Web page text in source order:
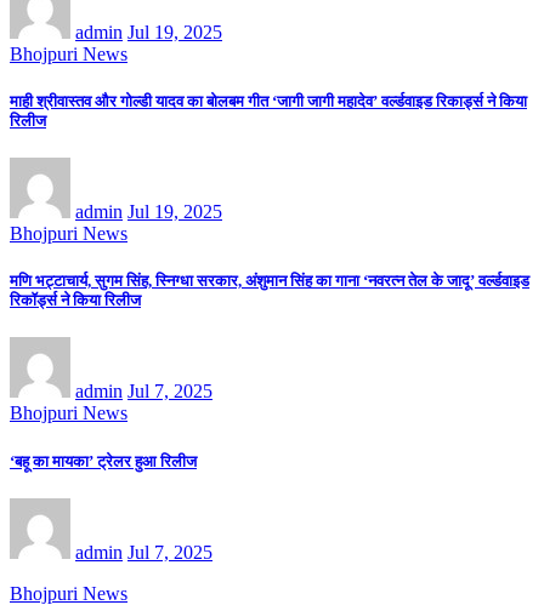
admin Jul 19, 2025
Bhojpuri News
माही श्रीवास्तव और गोल्डी यादव का बोलबम गीत ‘जागी जागी महादेव’ वर्ल्डवाइड रिकार्ड्स ने किया
रिलीज
admin Jul 19, 2025
Bhojpuri News
मणि भट्टाचार्य, सुगम सिंह, स्निग्धा सरकार, अंशुमान सिंह का गाना ‘नवरत्न तेल के जादू’ वर्ल्डवाइड
रिकॉर्ड्स ने किया रिलीज
admin Jul 7, 2025
Bhojpuri News
‘बहू का मायका’ ट्रेलर हुआ रिलीज
admin Jul 7, 2025
Bhojpuri News